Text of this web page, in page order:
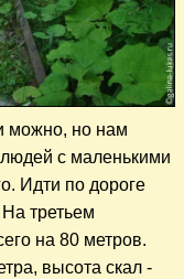
можно, но нам
с маленькими
Идти по дороге
третьем
на 80 метров.
высота скал -